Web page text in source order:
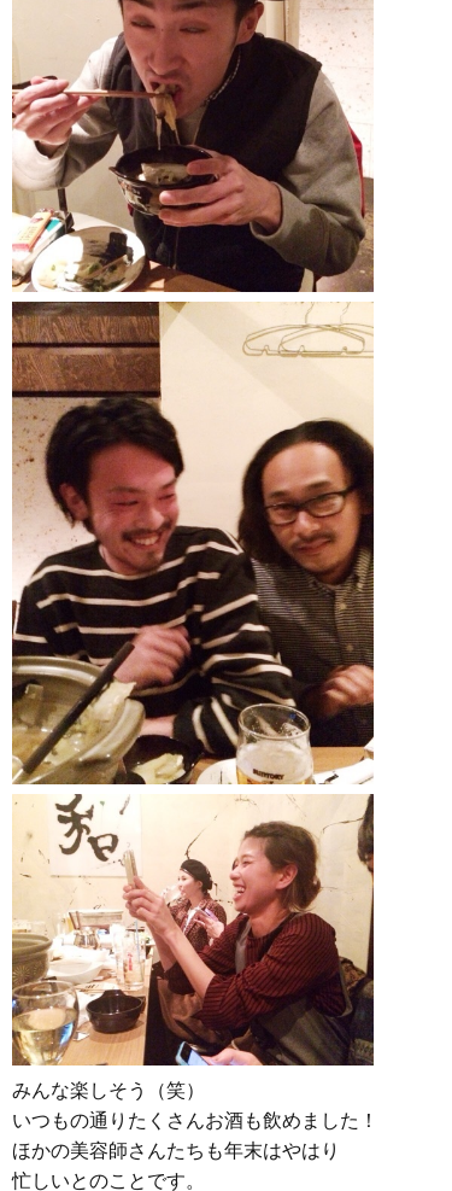
みんな楽しそう（笑）
いつもの通りたくさんお酒も飲めました！
ほかの美容師さんたちも年末はやはり
忙しいとのことです。